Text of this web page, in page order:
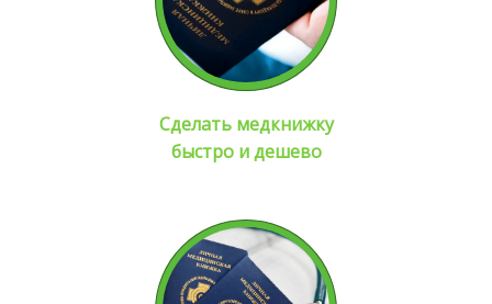
Сделать медкнижку
быстро и дешево